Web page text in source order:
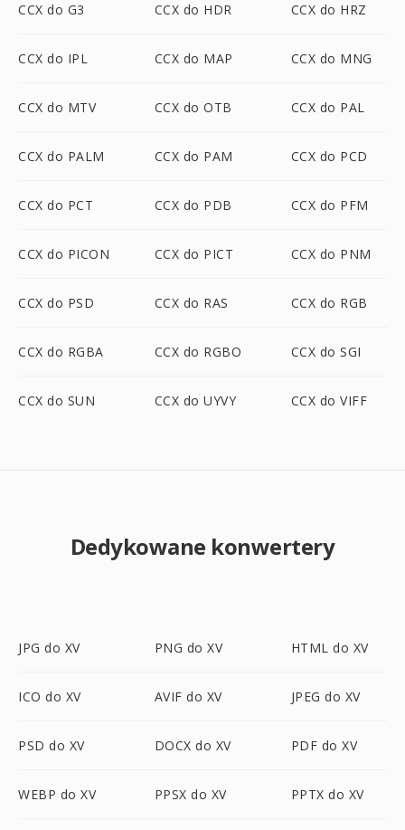
CCX do G3 CCX do HDR CCX do HRZ
CCX do IPL CCX do MAP CCX do MNG
CCX do MTV CCX do OTB CCX do PAL
CCX do PALM CCX do PAM CCX do PCD
CCX do PCT CCX do PDB CCX do PFM
CCX do PICON CCX do PICT CCX do PNM
CCX do PSD CCX do RAS CCX do RGB
CCX do RGBA CCX do RGBO CCX do SGI
CCX do SUN CCX do UYVY CCX do VIFF
Dedykowane konwertery
JPG do XV PNG do XV HTML do XV
ICO do XV AVIF do XV JPEG do XV
PSD do XV DOCX do XV PDF do XV
WEBP do XV PPSX do XV PPTX do XV